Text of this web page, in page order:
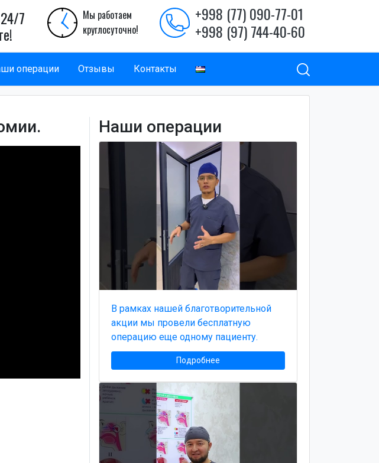
7
Мы работаем
круглосуточно!
+998 (77) 090-77-01
+998 (97) 744-40-60
операции Отзывы Контакты
Наши операции
В рамках нашей благотворительной
акции мы провели бесплатную
операцию еще одному пациенту.
Подробнее